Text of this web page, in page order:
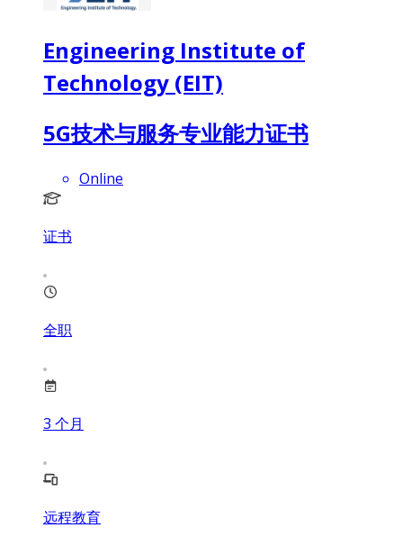
Engineering Institute of
Technology (EIT)
5G技术与服务专业能力证书
Online
证书
全职
3 个月
远程教育